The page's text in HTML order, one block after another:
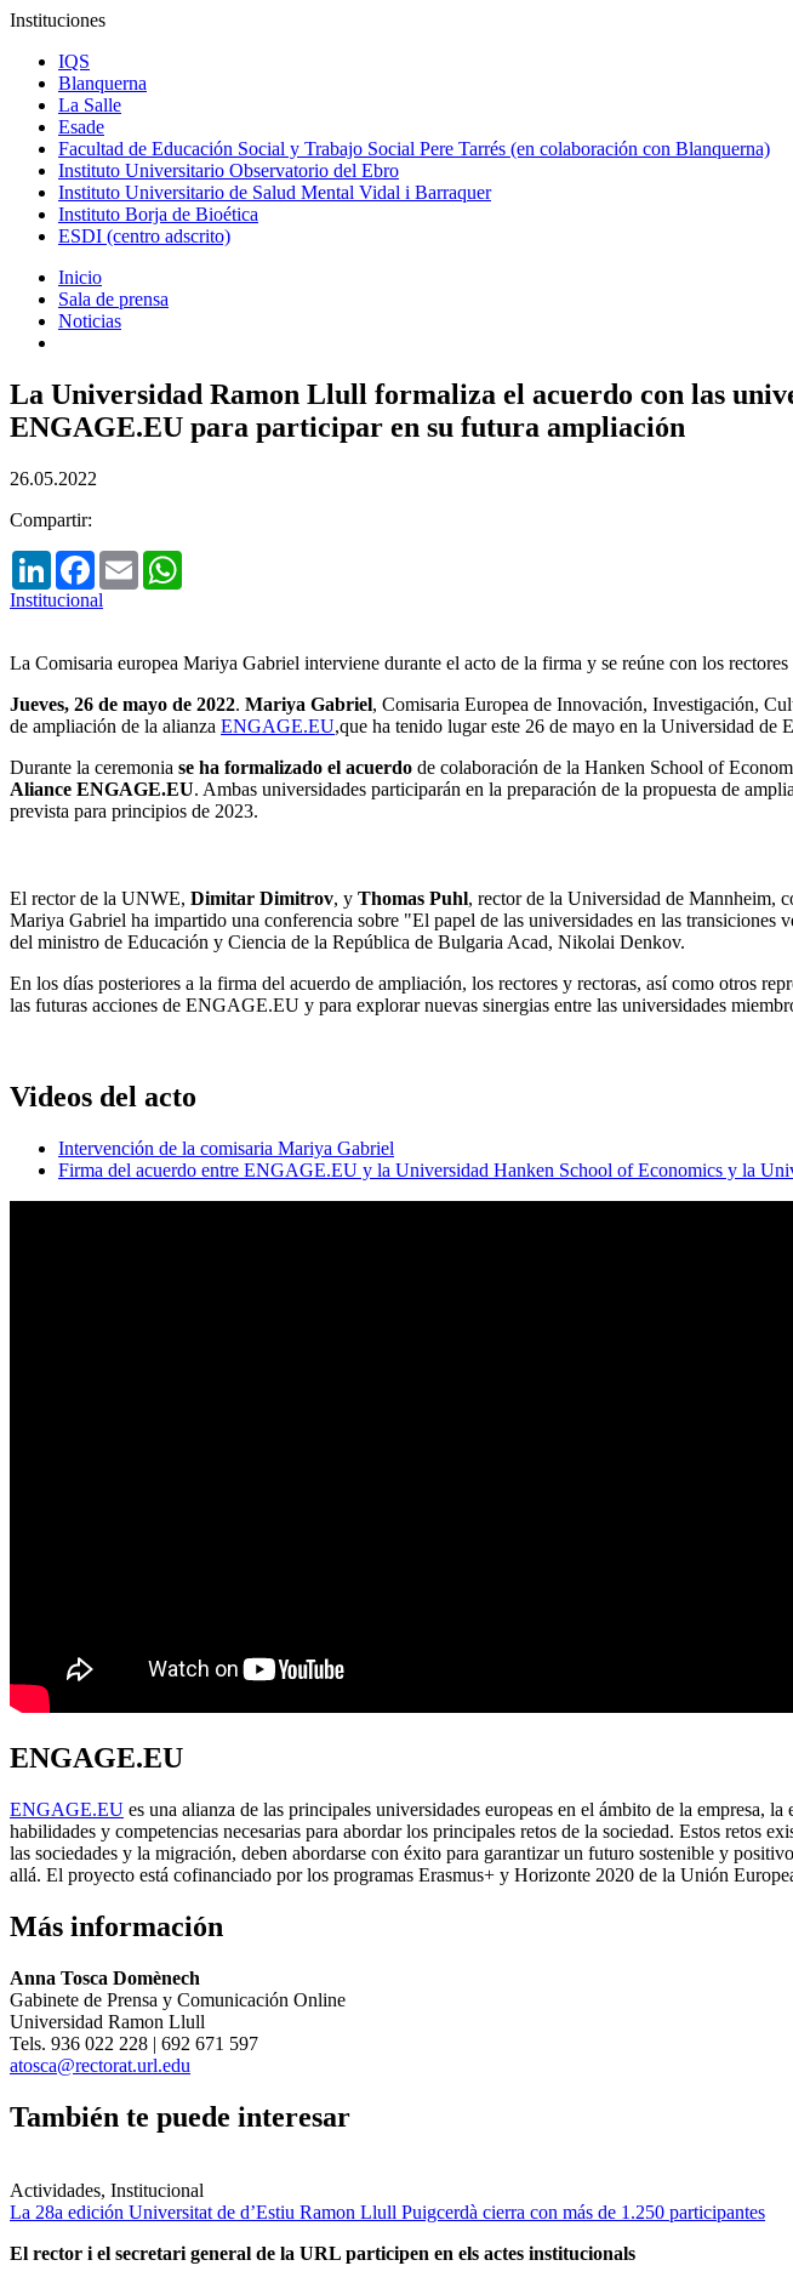
Instituciones
IQS
Blanquerna
La Salle
Esade
Facultad de Educación Social y Trabajo Social Pere Tarrés (en colaboración con Blanquerna)
Instituto Universitario Observatorio del Ebro
Instituto Universitario de Salud Mental Vidal i Barraquer
Instituto Borja de Bioética
ESDI (centro adscrito)
Inicio
Sala de prensa
Noticias
La Universidad Ramon Llull formaliza el acuerdo con las
ENGAGE.EU para participar en su futura ampliación
26.05.2022
Compartir:
LinkedInFacebook
Email
Institucional
La Comisaria europea Mariya Gabriel interviene durante el acto de la firma y se reúne con los
Jueves, 26 de mayo de 2022. Mariya Gabriel, Comisaria Europea de Innovación, Investigación,
de ampliación de la alianza ENGAGE.EU,que ha tenido lugar este 26 de mayo en la Universidad
Durante la ceremonia se ha formalizado el acuerdo de colaboración de la Hanken School of
Aliance ENGAGE.EU. Ambas universidades participarán en la preparación de la propuesta de
prevista para principios de 2023.
El rector de la UNWE, Dimitar Dimitrov, y Thomas Puhl, rector de la Universidad de Mannheim,
Mariya Gabriel ha impartido una conferencia sobre "El papel de las universidades en las
del ministro de Educación y Ciencia de la República de Bulgaria Acad, Nikolai Denkov.
En los días posteriores a la firma del acuerdo de ampliación, los rectores y rectoras, así como otros
las futuras acciones de ENGAGE.EU y para explorar nuevas sinergias entre las universidades
Videos del acto
Intervención de la comisaria Mariya Gabriel
Firma del acuerdo entre ENGAGE.EU y la Universidad Hanken School of Economics y la
ENGAGE.EU
ENGAGE.EU es una alianza de las principales universidades europeas en el ámbito de la empresa,
habilidades y competencias necesarias para abordar los principales retos de la sociedad. Estos
las sociedades y la migración, deben abordarse con éxito para garantizar un futuro sostenible y
allá. El proyecto está cofinanciado por los programas Erasmus+ y Horizonte 2020 de la Unión
Más información
Anna Tosca Domènech
Gabinete de Prensa y Comunicación Online
Universidad Ramon Llull
Tels. 936 022 228 | 692 671 597
atosca@rectorat.url.edu
También te puede interesar
Actividades, Institucional
La 28a edición Universitat de d’Estiu Ramon Llull Puigcerdà cierra con más de 1.250 participantes
El rector i el secretari general de la URL participen en els actes institucionals